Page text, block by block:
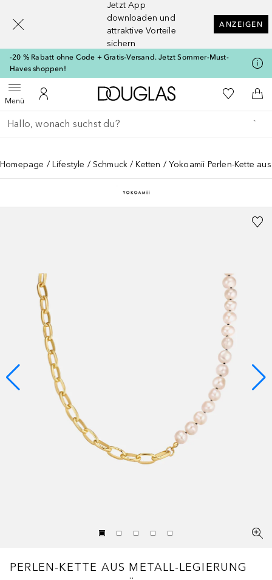
Jetzt App
downloaden und
attraktive Vorteile
sichern
ANZEIGEN
-20 % Rabatt ohne Code + Gratis-Versand. Jetzt Sommer-Must-
Haves shoppen!
MenüMenü öffnenZu Meinem Kundenkonto
Zur Douglas Startseite
Zu Meiner
Gehe zurück
Suche ausführen
Homepage Lifestyle Schmuck Ketten Yokoamii Perlen-Kette
PERLEN-KETTE AUS METALL-LEGIERUNG
[navigation.slideout.screenreader]